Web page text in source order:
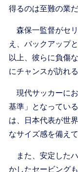
得るのは至難の業
森保一監督がセ
え、バックアップ
以上、彼らに負傷
にチャンスが訪れ
現代サッカーに
基準」となってい
は、日本代表が世
なサイズ感を備え
また、安定した
かしたセービング